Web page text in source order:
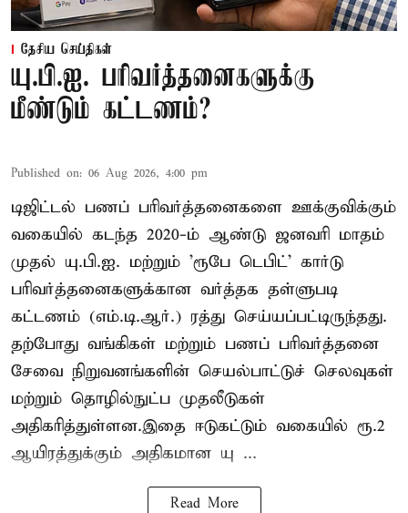
தேசிய செய்திகள்
யு.பி.ஐ. பரிவர்த்தனைகளுக்கு
மீண்டும் கட்டணம்?
Published on: 06 Aug 2026, 4:00 pm
டிஜிட்டல் பணப் பரிவர்த்தனைகளை ஊக்குவிக்கும்
வகையில் கடந்த 2020-ம் ஆண்டு ஜனவரி மாதம்
முதல் யு.பி.ஐ. மற்றும் 'ரூபே டெபிட்' கார்டு
பரிவர்த்தனைகளுக்கான வர்த்தக தள்ளுபடி
கட்டணம் (எம்.டி.ஆர்.) ரத்து செய்யப்பட்டிருந்தது.
தற்போது வங்கிகள் மற்றும் பணப் பரிவர்த்தனை
சேவை நிறுவனங்களின் செயல்பாட்டுச் செலவுகள்
மற்றும் தொழில்நுட்ப முதலீடுகள்
அதிகரித்துள்ளன.இதை ஈடுகட்டும் வகையில் ரூ.2
ஆயிரத்துக்கும் அதிகமான யு ...
Read More